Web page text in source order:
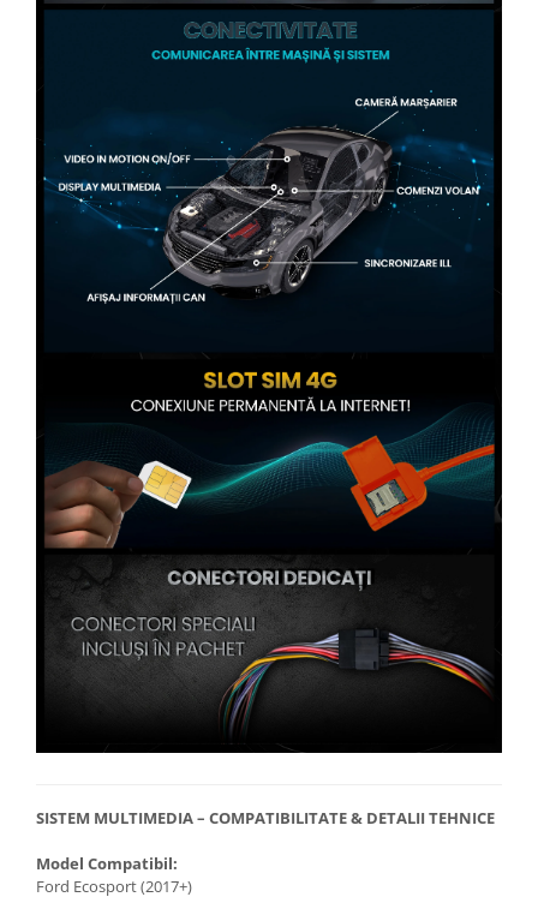
SISTEM MULTIMEDIA – COMPATIBILITATE & DETALII TEHNICE
Model Compatibil:
Ford Ecosport (2017+)